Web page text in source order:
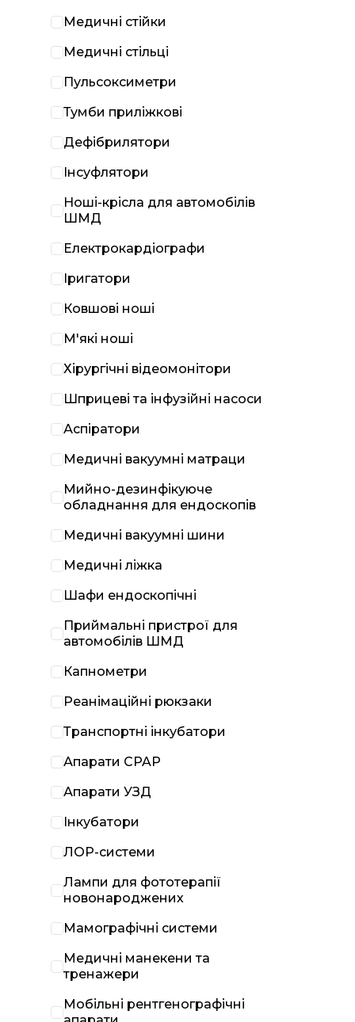
Медичні стійки
Медичні стільці
Пульсоксиметри
Тумби приліжкові
Дефібрилятори
Інсуфлятори
Ноші-крісла для автомобілів
ШМД
Електрокардіографи
Іригатори
Ковшові ноші
М'які ноші
Хірургічні відеомонітори
Шприцеві та інфузійні насоси
Аспіратори
Медичні вакуумні матраци
Мийно-дезинфікуюче
обладнання для ендоскопів
Медичні вакуумні шини
Медичні ліжка
Шафи ендоскопічні
Приймальні пристрої для
автомобілів ШМД
Капнометри
Реанімаційні рюкзаки
Транспортні інкубатори
Апарати CPAP
Апарати УЗД
Інкубатори
ЛОР-системи
Лампи для фототерапії
новонароджених
Мамографічні системи
Медичні манекени та
тренажери
Мобільні рентгенографічні